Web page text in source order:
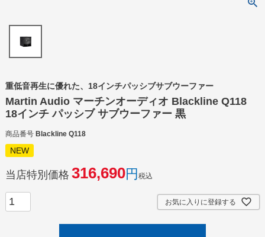
重低音再生に優れた、18インチパッシブサブウーファー
Martin Audio マーチンオーディオ Blackline Q118
18インチ パッシブ サブウーファー 黒
商品番号 Blackline Q118
NEW
当店特別価格 316,690 税込
お気に入りに登録する